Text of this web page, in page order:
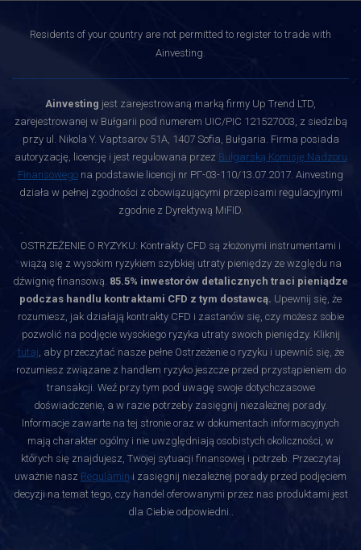
Residents of your country are not permitted to register to trade with
Ainvesting.
Ainvesting jest zarejestrowaną marką firmy Up Trend LTD,
zarejestrowanej w Bułgarii pod numerem UIC/PIC 121527003, z siedzibą
przy ul. Nikola Y. Vaptsarov 51A, 1407 Sofia, Bułgaria. Firma posiada
autoryzację, licencję i jest regulowana przez Bułgarską Komisję Nadzoru
Finansowego na podstawie licencji nr РГ-03-110/13.07.2017. Ainvesting
działa w pełnej zgodności z obowiązującymi przepisami regulacyjnymi
zgodnie z Dyrektywą MiFID.
OSTRZEŻENIE O RYZYKU: Kontrakty CFD są złożonymi instrumentami i
wiążą się z wysokim ryzykiem szybkiej utraty pieniędzy ze względu na
dźwignię finansową. 85.5% inwestorów detalicznych traci pieniądze
podczas handlu kontraktami CFD z tym dostawcą. Upewnij się, że
rozumiesz, jak działają kontrakty CFD i zastanów się, czy możesz sobie
pozwolić na podjęcie wysokiego ryzyka utraty swoich pieniędzy. Kliknij
tutaj, aby przeczytać nasze pełne Ostrzeżenie o ryzyku i upewnić się, że
rozumiesz związane z handlem ryzyko jeszcze przed przystąpieniem do
transakcji. Weź przy tym pod uwagę swoje dotychczasowe
doświadczenie, a w razie potrzeby zasięgnij niezależnej porady.
Informacje zawarte na tej stronie oraz w dokumentach informacyjnych
mają charakter ogólny i nie uwzględniają osobistych okoliczności, w
których się znajdujesz, Twojej sytuacji finansowej i potrzeb. Przeczytaj
uważnie nasz Regulamin i zasięgnij niezależnej porady przed podjęciem
decyzji na temat tego, czy handel oferowanymi przez nas produktami jest
dla Ciebie odpowiedni..